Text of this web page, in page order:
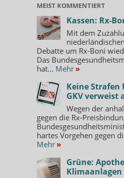
MEIST KOMMENTIERT
Kassen: Rx-
Mit dem
Debatte um Rx-Boni
Das
hat... Mehr »
Keine Strafen
GKV verweist
Wegen der
gegen die Rx-
hartes Vorgehen gegen
Mehr »
Grüne:
Klimaanlagen